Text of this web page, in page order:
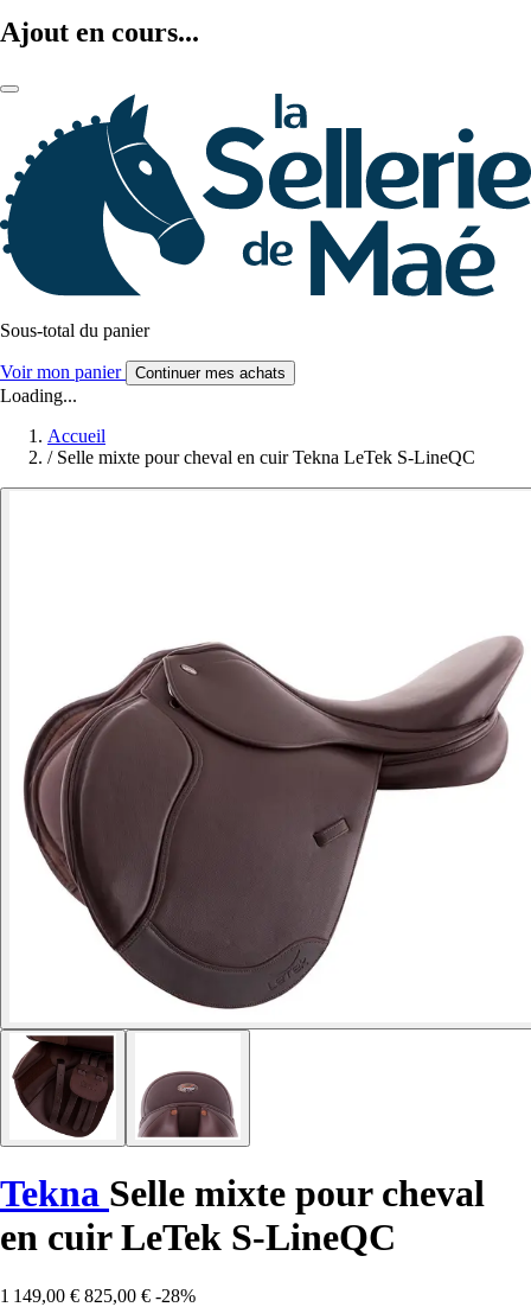
Ajout en cours...
Sous-total du panier
Voir mon panier Continuer mes achats
Loading...
Accueil
/ Selle mixte pour cheval en cuir Tekna LeTek S-LineQC
Tekna Selle mixte pour cheval
en cuir LeTek S-LineQC
1 149,00 € 825,00 € -28%